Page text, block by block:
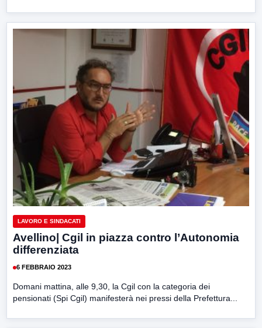
LAVORO E SINDACATI
Avellino| Cgil in piazza contro l’Autonomia
differenziata
6 FEBBRAIO 2023
Domani mattina, alle 9,30, la Cgil con la categoria dei
pensionati (Spi Cgil) manifesterà nei pressi della Prefettura...